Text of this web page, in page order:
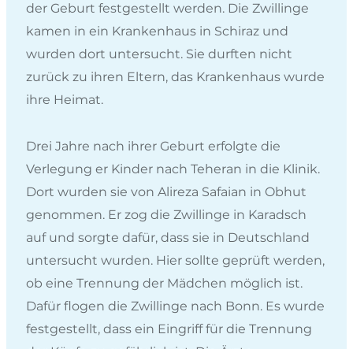
der Geburt festgestellt werden. Die Zwillinge
kamen in ein Krankenhaus in Schiraz und
wurden dort untersucht. Sie durften nicht
zurück zu ihren Eltern, das Krankenhaus wurde
ihre Heimat.
Drei Jahre nach ihrer Geburt erfolgte die
Verlegung er Kinder nach Teheran in die Klinik.
Dort wurden sie von Alireza Safaian in Obhut
genommen. Er zog die Zwillinge in Karadsch
auf und sorgte dafür, dass sie in Deutschland
untersucht wurden. Hier sollte geprüft werden,
ob eine Trennung der Mädchen möglich ist.
Dafür flogen die Zwillinge nach Bonn. Es wurde
festgestellt, dass ein Eingriff für die Trennung